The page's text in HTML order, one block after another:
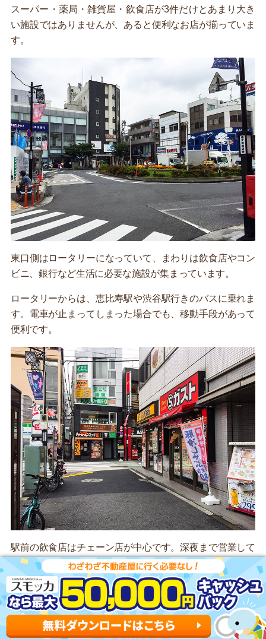
スーパー・薬局・雑貨屋・飲食店が3件だけとあまり大き
い施設ではありませんが、あると便利なお店が揃っていま
す。
東口側はロータリーになっていて、まわりは飲食店やコン
ビニ、銀行など生活に必要な施設が集まっています。
ロータリーからは、恵比寿駅や渋谷駅行きのバスに乗れま
す。電車が止まってしまった場合でも、移動手段があって
便利です。
駅前の飲食店はチェーン店が中心です。深夜まで営業して
いるお店も多いので、帰りが遅くても外食できます。